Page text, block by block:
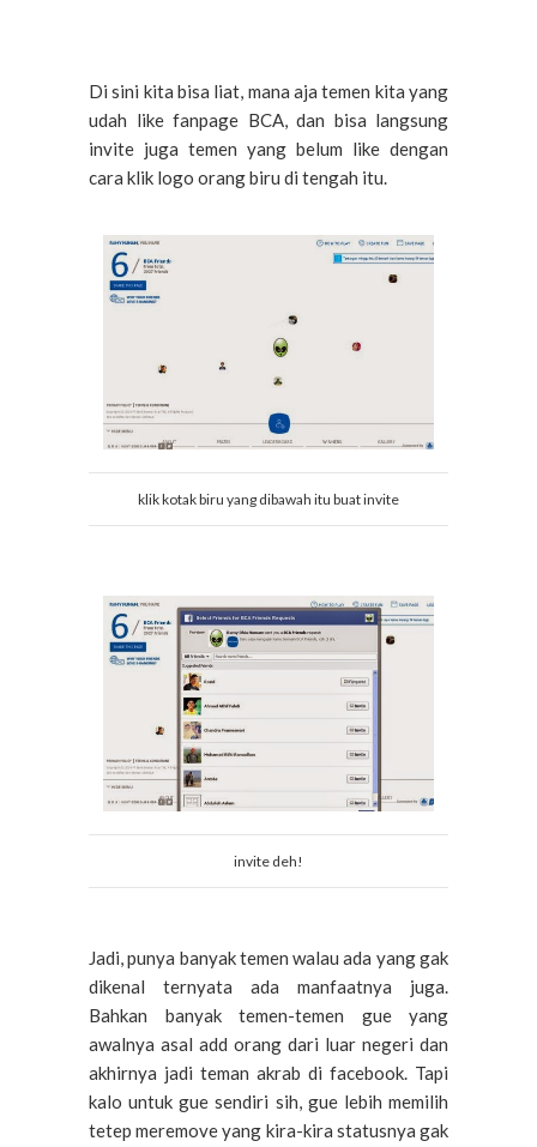
Di sini kita bisa liat, mana aja temen kita yang
udah like fanpage BCA, dan bisa langsung
invite juga temen yang belum like dengan
cara klik logo orang biru di tengah itu.
klik kotak biru yang dibawah itu buat invite
invite deh!
Jadi, punya banyak temen walau ada yang gak
dikenal ternyata ada manfaatnya juga.
Bahkan banyak temen-temen gue yang
awalnya asal add orang dari luar negeri dan
akhirnya jadi teman akrab di facebook. Tapi
kalo untuk gue sendiri sih, gue lebih memilih
tetep meremove yang kira-kira statusnya gak